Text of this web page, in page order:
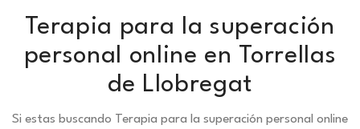
Terapia para la superación
personal online en Torrellas
de Llobregat
Si estas buscando Terapia para la superación personal online